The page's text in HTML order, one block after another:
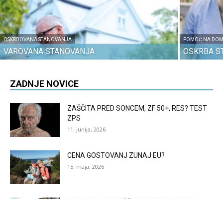
OSKRBOVANA STANOVANJA
VAROVANA STANOVANJA
POMOČ NA
OSKRBA
ZADNJE NOVICE
ZAŠČITA PRED SONCEM, ZF 50+, RES? TEST
ZPS
11. junija, 2026
CENA GOSTOVANJ ZUNAJ EU?
15. maja, 2026